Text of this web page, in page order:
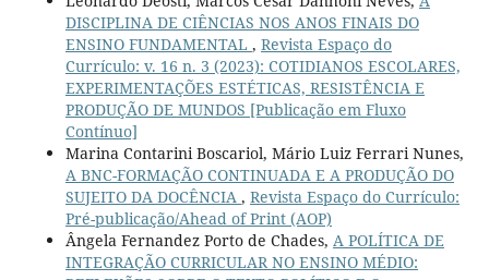
DISCIPLINA DE CIÊNCIAS NOS ANOS FINAIS DO
ENSINO FUNDAMENTAL , Revista Espaço do
Currículo: v. 16 n. 3 (2023): COTIDIANOS ESCOLARES,
EXPERIMENTAÇÕES ESTÉTICAS, RESISTÊNCIA E
PRODUÇÃO DE MUNDOS [Publicação em Fluxo
Contínuo]
Marina Contarini Boscariol, Mário Luiz Ferrari Nunes,
A BNC-FORMAÇÃO CONTINUADA E A PRODUÇÃO DO
SUJEITO DA DOCÊNCIA , Revista Espaço do Currículo:
Pré-publicação/Ahead of Print (AOP)
Ângela Fernandez Porto de Chades, A POLÍTICA DE
INTEGRAÇÃO CURRICULAR NO ENSINO MÉDIO: